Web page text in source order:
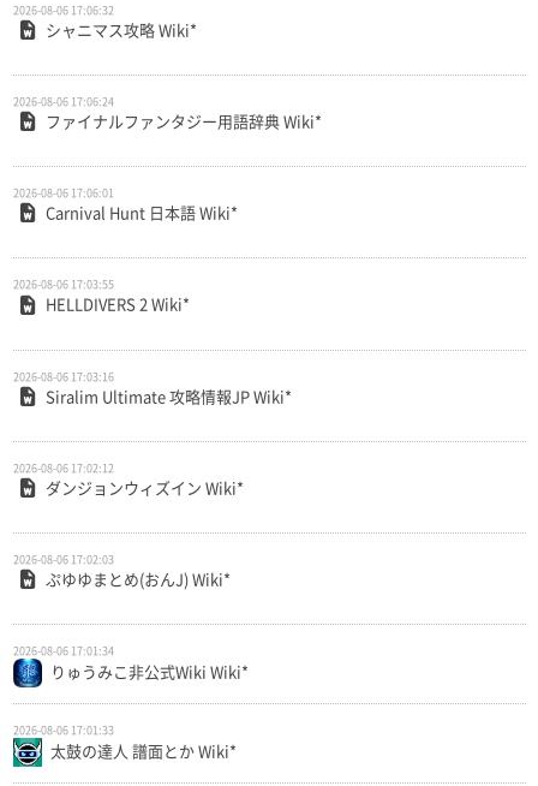
2026-08-06 17:06:32
シャニマス攻略 Wiki*
2026-08-06 17:06:24
ファイナルファンタジー用語辞典 Wiki*
2026-08-06 17:06:01
Carnival Hunt 日本語 Wiki*
2026-08-06 17:03:55
HELLDIVERS 2 Wiki*
2026-08-06 17:03:16
Siralim Ultimate 攻略情報JP Wiki*
2026-08-06 17:02:12
ダンジョンウィズイン Wiki*
2026-08-06 17:02:03
ぷゆゆまとめ(おんJ) Wiki*
2026-08-06 17:01:34
りゅうみこ非公式Wiki Wiki*
2026-08-06 17:01:33
太鼓の達人 譜面とか Wiki*